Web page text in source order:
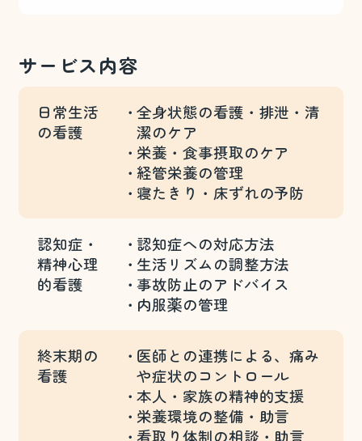
サービス内容
日常生活
の看護
全身状態の看護・排泄・清
潔のケア
栄養・食事摂取のケア
経管栄養の管理
寝たきり・床ずれの予防
認知症・
精神心理
的看護
認知症への対応方法
生活リズムの調整方法
事故防止のアドバイス
内服薬の管理
終末期の
看護
医師との連携による、痛み
や症状のコントロール
本人・家族の精神的支援
栄養環境の整備・助言
看取り体制の相談・助言